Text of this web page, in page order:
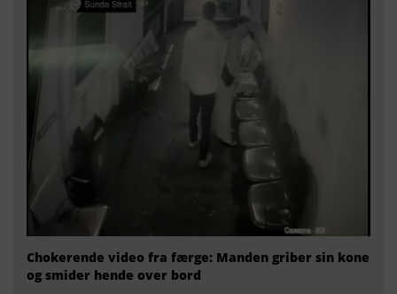
Chokerende video fra færge: Manden griber sin kone
og smider hende over bord